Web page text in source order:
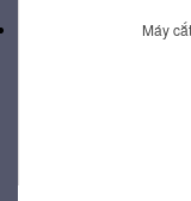
Máy